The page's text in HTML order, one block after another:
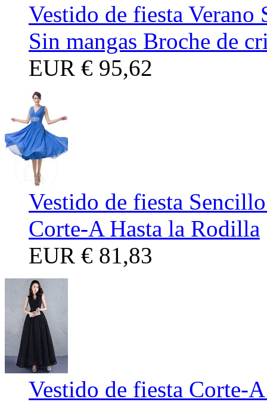
Vestido de fiesta
Sin mangas Broche de
EUR € 95,62
Vestido de fiesta
Corte-A Hasta la Rodilla
EUR € 81,83
Vestido de fiesta Corte-